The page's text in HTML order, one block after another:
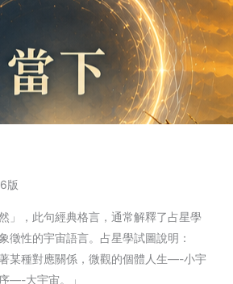
版
」，此句經典格言，通常解釋了占星學
徵性的宇宙語言。占星學試圖說明：
某種對應關係，微觀的個體人生—-小宇
—-大宇宙。」